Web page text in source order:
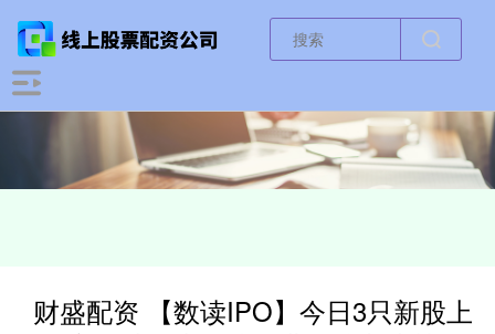
财盛配资 【数读IPO】今日3只新股上